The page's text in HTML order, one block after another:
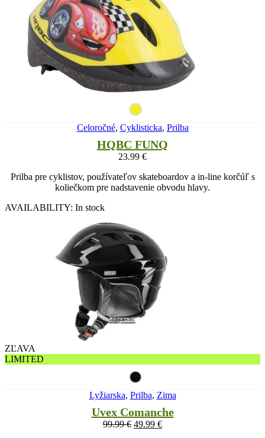
Celoročné, Cyklisticka, Prilba
HQBC FUNQ
23.99 €
Prilba pre cyklistov, používateľov skateboardov a in-line korčúľ s
koliečkom pre nadstavenie obvodu hlavy.
AVAILABILITY: In stock
ZĽAVA
LIMITED
Lyžiarska, Prilba, Zima
Uvex Comanche
99.99€ 49.99 €